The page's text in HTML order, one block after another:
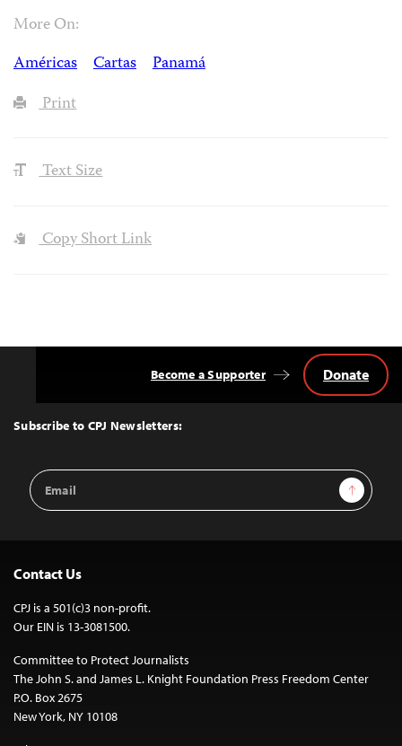
More On:
Américas
Cartas
Panamá
Print
Text Size
Copy Short Link
Top
Subscribe to CPJ Newsletters:
Email
Address
Sign Up
Become a Supporter Donate
Contact Us
CPJ is a 501(c)3 non-profit.
Our EIN is 13-3081500.
Committee to Protect Journalists
The John S. and James L. Knight Foundation Press Freedom Center
P.O. Box 2675
New York, NY 10108